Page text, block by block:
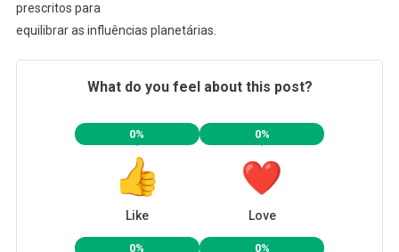
prescritos para
equilibrar as influências planetárias.
What do you feel about this post?
0%
Like
0%
Love
0% 0%